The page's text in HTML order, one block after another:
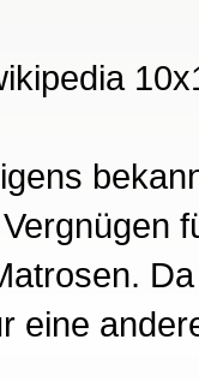
eine